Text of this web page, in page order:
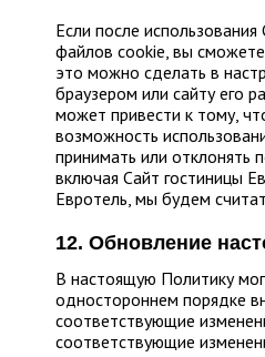
Если после
файлов cookie, вы
это можно сделать в
браузером или сайту его
может привести к тому,
возможность
принимать или отклонять
включая Сайт гостиницы
Евротель, мы будем
12. Обновление
В настоящую Политику
одностороннем порядке
соответствующие
соответствующие